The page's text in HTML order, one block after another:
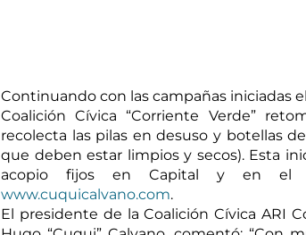
Continuando con las campañas iniciadas
Coalición Cívica “Corriente Verde”
recolecta las pilas en desuso y botellas
que deben estar limpios y secos). Esta
www.cuquicalvano.com.
El presidente de la Coalición Cívica ARI